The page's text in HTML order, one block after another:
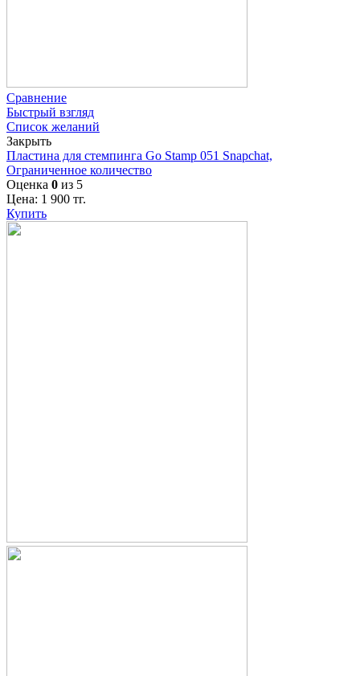
Сравнение
Быстрый взгляд
Список желаний
Закрыть
Пластина для стемпинга Go Stamp 051 Snapchat,
Ограниченное количество
Оценка 0 из 5
Цена: 1 900 тг.
Купить